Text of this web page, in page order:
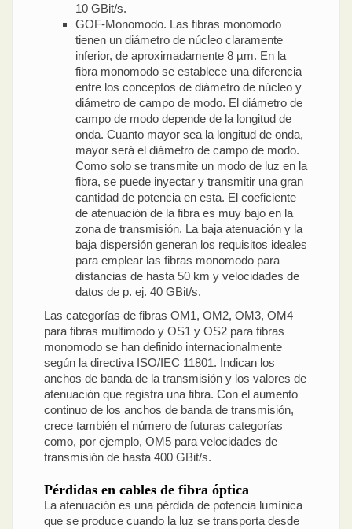
10 GBit/s.
GOF-Monomodo. Las fibras monomodo
tienen un diámetro de núcleo claramente
inferior, de aproximadamente 8 µm. En la
fibra monomodo se establece una diferencia
entre los conceptos de diámetro de núcleo y
diámetro de campo de modo. El diámetro de
campo de modo depende de la longitud de
onda. Cuanto mayor sea la longitud de onda,
mayor será el diámetro de campo de modo.
Como solo se transmite un modo de luz en la
fibra, se puede inyectar y transmitir una gran
cantidad de potencia en esta. El coeficiente
de atenuación de la fibra es muy bajo en la
zona de transmisión. La baja atenuación y la
baja dispersión generan los requisitos ideales
para emplear las fibras monomodo para
distancias de hasta 50 km y velocidades de
datos de p. ej. 40 GBit/s.
Las categorías de fibras OM1, OM2, OM3, OM4
para fibras multimodo y OS1 y OS2 para fibras
monomodo se han definido internacionalmente
según la directiva ISO/IEC 11801. Indican los
anchos de banda de la transmisión y los valores de
atenuación que registra una fibra. Con el aumento
continuo de los anchos de banda de transmisión,
crece también el número de futuras categorías
como, por ejemplo, OM5 para velocidades de
transmisión de hasta 400 GBit/s.
Pérdidas en cables de fibra óptica
La atenuación es una pérdida de potencia lumínica
que se produce cuando la luz se transporta desde